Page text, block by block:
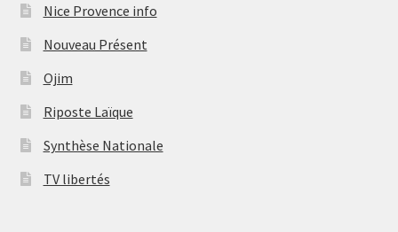
Nice Provence info
Nouveau Présent
Ojim
Riposte Laïque
Synthèse Nationale
TV libertés